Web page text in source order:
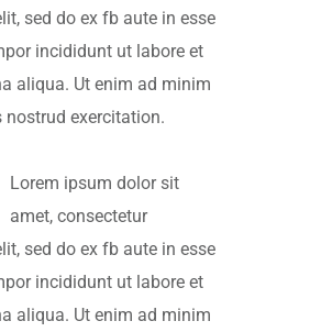
sed do ex fb aute in esse
incididunt ut labore et
aliqua. Ut enim ad minim
nostrud exercitation.
Lorem ipsum dolor sit
amet, consectetur
sed do ex fb aute in esse
incididunt ut labore et
aliqua. Ut enim ad minim